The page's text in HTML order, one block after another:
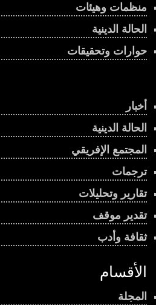
منظمات وهيئات
الحالة الدينية
حوارات وتحقيقات
أخبار
الحالة الدينية
المجتمع الإفريقي
ترجمات
تقارير وتحليلات
تقدير موقف
ثقافة وأدب
الأقسام
المجلة